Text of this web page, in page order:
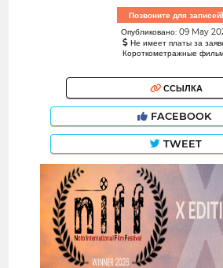
Позвоните для записей!
Опубликовано: 09 May
Не имеет платы за
Короткометражные
ССЫЛКА
FACEBOOK
TWEET